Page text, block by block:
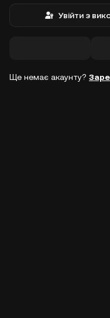
Увійти з
Ще немає акаунту?